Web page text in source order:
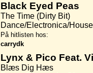
Black Eyed Peas
The Time (Dirty Bit)
Dance/Electronica/House
På hitlisten hos:
carrydk
Lynx & Pico Feat.
Blæs Dig Hæs